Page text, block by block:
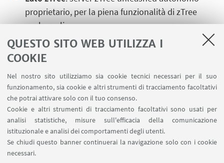
QUESTO SITO WEB UTILIZZA I
COOKIE
Nel nostro sito utilizziamo sia cookie tecnici necessari per il suo
funzionamento, sia cookie e altri strumenti di tracciamento facoltativi
che potrai attivare solo con il tuo consenso.
Cookie e altri strumenti di tracciamento facoltativi sono usati per
analisi statistiche, misure sull'efficacia della comunicazione
istituzionale e analisi dei comportamenti degli utenti.
Se chiudi questo banner continuerai la navigazione solo con i cookie
necessari.
proprietario, per la piena funzionalità di zTree
anche online
Sviluppo e realizzazione di studi per terze parti
totalmente online
Pool di Reclutamento
Creazione, gestione e mantenimento del nostro
Pool di utenti, conpiù di 8K utenti totali
costante crescita